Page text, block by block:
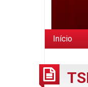
Início